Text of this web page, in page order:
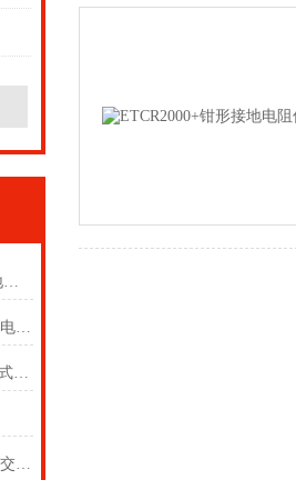
ETCR2000B（防爆型） 钳形接地电阻仪
ETCR2000A（实用型）钳形接地电阻仪
1DZ86 手表式报警器1SZ03 手表式报警器
交联电缆交流耐压试验成套装置 交联电缆交流耐压试验成套设备